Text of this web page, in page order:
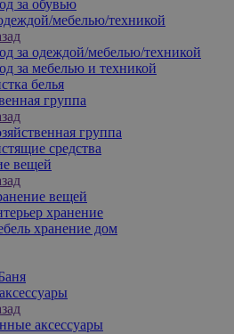
за обувью
мебелью/техникой
за одеждой/мебелью/техникой
за мебелью и техникой
белья
группа
группа
средства
вещей
вещей
хранение
хранение дом
аксессуары